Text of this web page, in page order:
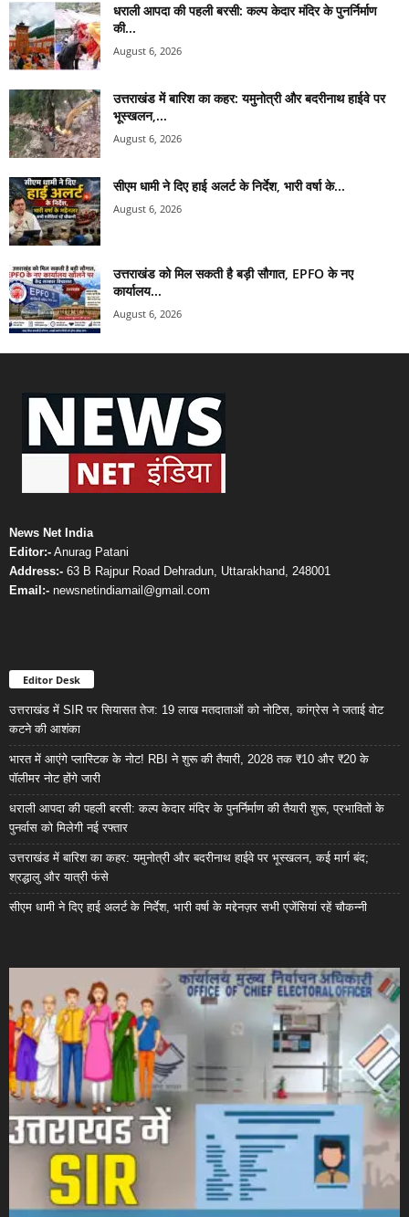
धराली आपदा की पहली बरसी: कल्प केदार मंदिर के पुनर्निर्माण
की...
August 6, 2026
उत्तराखंड में बारिश का कहर: यमुनोत्री और बदरीनाथ हाईवे पर
भूस्खलन,...
August 6, 2026
सीएम धामी ने दिए हाई अलर्ट के निर्देश, भारी वर्षा के...
August 6, 2026
उत्तराखंड को मिल सकती है बड़ी सौगात, EPFO के नए
कार्यालय...
August 6, 2026
News Net India
Editor:- Anurag Patani
Address:- 63 B Rajpur Road Dehradun, Uttarakhand, 248001
Email:- newsnetindiamail@gmail.com
Editor Desk
उत्तराखंड में SIR पर सियासत तेज: 19 लाख मतदाताओं को नोटिस, कांग्रेस ने जताई वोट
कटने की आशंका
भारत में आएंगे प्लास्टिक के नोट! RBI ने शुरू की तैयारी, 2028 तक ₹10 और ₹20 के
पॉलीमर नोट होंगे जारी
धराली आपदा की पहली बरसी: कल्प केदार मंदिर के पुनर्निर्माण की तैयारी शुरू, प्रभावितों के
पुनर्वास को मिलेगी नई रफ्तार
उत्तराखंड में बारिश का कहर: यमुनोत्री और बदरीनाथ हाईवे पर भूस्खलन, कई मार्ग बंद;
श्रद्धालु और यात्री फंसे
सीएम धामी ने दिए हाई अलर्ट के निर्देश, भारी वर्षा के मद्देनज़र सभी एजेंसियां रहें चौकन्नी